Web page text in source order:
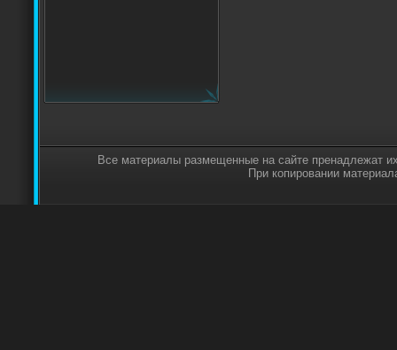
Все материалы размещенные на сайте пренадлежат
При копировании